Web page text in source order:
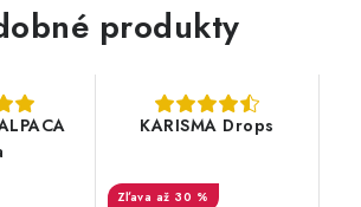
produkty
KARISMA Drops
až 30 %